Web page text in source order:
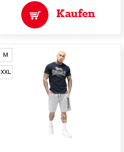
Kaufen
M
XXL